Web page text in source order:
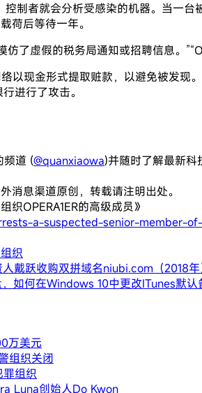
控制者就会分析受感染的机器。当
荷后等待一年。
了虚假的税务局通知或招聘信息。
以现金形式提取赃款，以避免被发现
进行了攻击。
频道 (@quanxiaowa)并随时了解最新科
消息渠道原创，转载请注明出处。
OPERA1ER的高级成员》
a-suspected-senior-member-
织
戴跃收购双拼域名niubi.com（2018年
如何在Windows 10中更改ITunes默认
万美元
组织关闭
罪组织
Luna创始人Do Kwon